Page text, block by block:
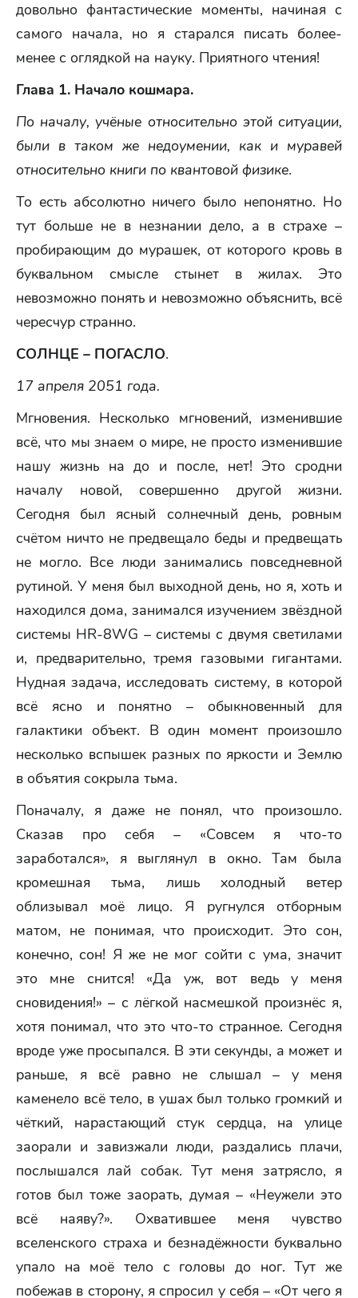
довольно фантастические моменты, начиная с
самого начала, но я старался писать более-
менее с оглядкой на науку. Приятного чтения!
Глава 1. Начало кошмара.
По началу, учёные относительно этой ситуации,
были в таком же недоумении, как и муравей
относительно книги по квантовой физике.
То есть абсолютно ничего было непонятно. Но
тут больше не в незнании дело, а в страхе –
пробирающим до мурашек, от которого кровь в
буквальном смысле стынет в жилах. Это
невозможно понять и невозможно объяснить, всё
чересчур странно.
СОЛНЦЕ – ПОГАСЛО.
17 апреля 2051 года.
Мгновения. Несколько мгновений, изменившие
всё, что мы знаем о мире, не просто изменившие
нашу жизнь на до и после, нет! Это сродни
началу новой, совершенно другой жизни.
Сегодня был ясный солнечный день, ровным
счётом ничто не предвещало беды и предвещать
не могло. Все люди занимались повседневной
рутиной. У меня был выходной день, но я, хоть и
находился дома, занимался изучением звёздной
системы HR-8WG – системы с двумя светилами
и, предварительно, тремя газовыми гигантами.
Нудная задача, исследовать систему, в которой
всё ясно и понятно – обыкновенный для
галактики объект. В один момент произошло
несколько вспышек разных по яркости и Землю
в объятия сокрыла тьма.
Поначалу, я даже не понял, что произошло.
Сказав про себя – «Совсем я что-то
заработался», я выглянул в окно. Там была
кромешная тьма, лишь холодный ветер
облизывал моё лицо. Я ругнулся отборным
матом, не понимая, что происходит. Это сон,
конечно, сон! Я же не мог сойти с ума, значит
это мне снится! «Да уж, вот ведь у меня
сновидения!» – с лёгкой насмешкой произнёс я,
хотя понимал, что это что-то странное. Сегодня
вроде уже просыпался. В эти секунды, а может и
раньше, я всё равно не слышал – у меня
каменело всё тело, в ушах был только громкий и
чёткий, нарастающий стук сердца, на улице
заорали и завизжали люди, раздались плачи,
послышался лай собак. Тут меня затрясло, я
готов был тоже заорать, думая – «Неужели это
всё наяву?». Охватившее меня чувство
вселенского страха и безнадёжности буквально
упало на моё тело с головы до ног. Тут же
побежав в сторону, я спросил у себя – «От чего я